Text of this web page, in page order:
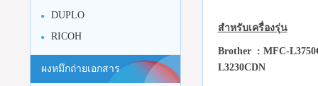
สำหรับเครื่องรุ่น
Brother : MFC-
L3230CDN
DUPLO
RICOH
ผงหมึกถ่ายเอกสาร